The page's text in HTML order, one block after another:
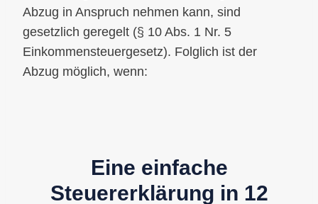
Abzug in Anspruch nehmen kann, sind
gesetzlich geregelt (§ 10 Abs. 1 Nr. 5
Einkommensteuergesetz). Folglich ist der
Abzug möglich, wenn:
Eine einfache
Steuererklärung in 12